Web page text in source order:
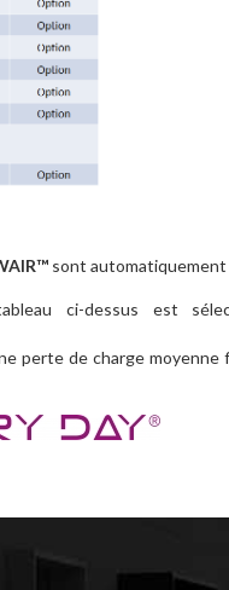
sont automatiquement
ci-dessus est
perte de charge